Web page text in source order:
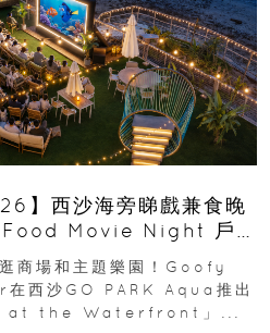
】西沙海旁睇戲兼食晚
Movie Night 戶
商場和主題樂園！Goofy
西沙GO PARK Aqua推出
at the Waterfront」...